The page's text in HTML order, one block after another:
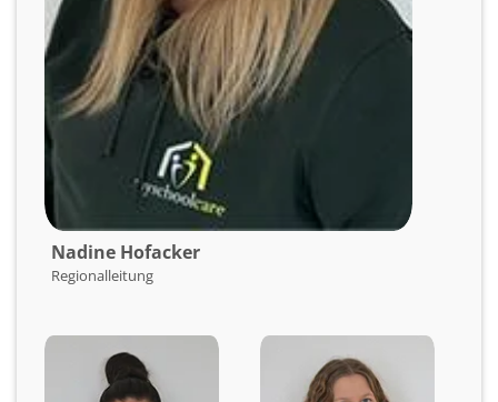
Nadine Hofacker
Regionalleitung